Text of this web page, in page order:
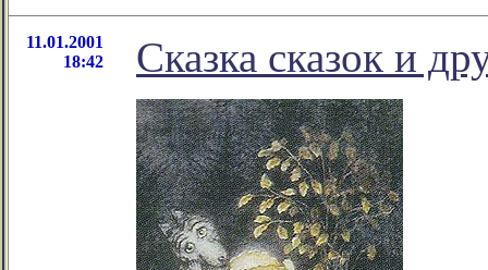
11.01.2001
18:42
Сказка сказок и